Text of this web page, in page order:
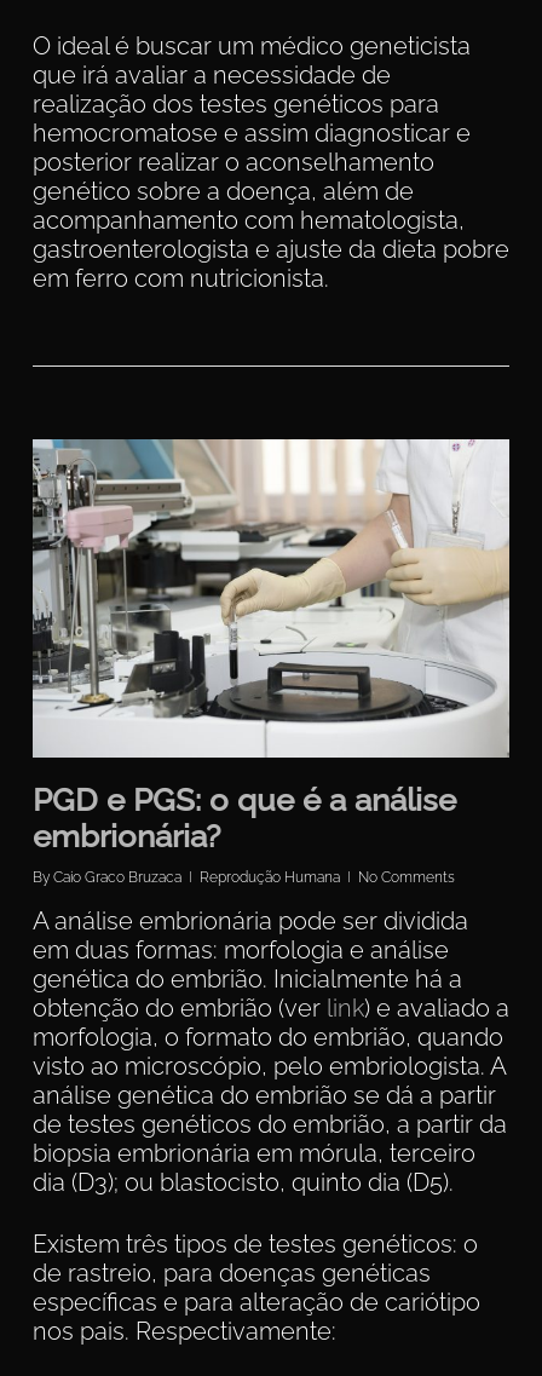
O ideal é buscar um médico geneticista
que irá avaliar a necessidade de
realização dos testes genéticos para
hemocromatose e assim diagnosticar e
posterior realizar o aconselhamento
genético sobre a doença, além de
acompanhamento com hematologista,
gastroenterologista e ajuste da dieta pobre
em ferro com nutricionista.
PGD e PGS: o que é a análise
embrionária?
By Caio Graco Bruzaca Reprodução Humana No Comments
A análise embrionária pode ser dividida
em duas formas: morfologia e análise
genética do embrião. Inicialmente há a
obtenção do embrião (ver link) e avaliado a
morfologia, o formato do embrião, quando
visto ao microscópio, pelo embriologista. A
análise genética do embrião se dá a partir
de testes genéticos do embrião, a partir da
biopsia embrionária em mórula, terceiro
dia (D3); ou blastocisto, quinto dia (D5).
Existem três tipos de testes genéticos: o
de rastreio, para doenças genéticas
específicas e para alteração de cariótipo
nos pais. Respectivamente: